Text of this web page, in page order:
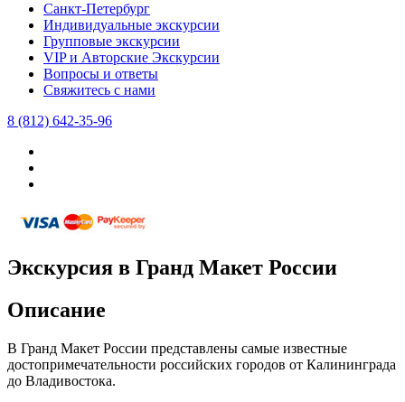
Санкт-Петербург
Индивидуальные экскурсии
Групповые экскурсии
VIP и Авторские Экскурсии
Вопросы и ответы
Свяжитесь с нами
8 (812) 642-35-96
Экскурсия в Гранд Макет России
Описание
В Гранд Макет России представлены самые известные
достопримечательности российских городов от Калининграда
до Владивостока.